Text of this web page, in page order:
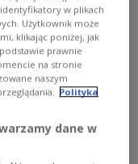
"Strefy
Hüller, która
"Rose".
tegorocznej
w plikach
Użytkownik może
klikając poniżej, jak
prawnie
na stronie
naszym
Polityka
dane w